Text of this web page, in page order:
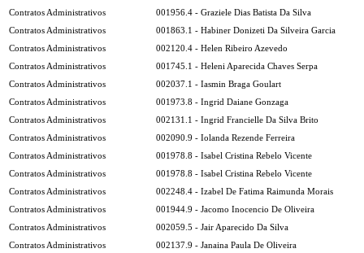
Contratos Administrativos
001956.4 - Graziele Dias Batista Da Silva
Contratos Administrativos
001863.1 - Habiner Donizeti Da Silveira Garcia
Contratos Administrativos
002120.4 - Helen Ribeiro Azevedo
Contratos Administrativos
001745.1 - Heleni Aparecida Chaves Serpa
Contratos Administrativos
002037.1 - Iasmin Braga Goulart
Contratos Administrativos
001973.8 - Ingrid Daiane Gonzaga
Contratos Administrativos
002131.1 - Ingrid Francielle Da Silva Brito
Contratos Administrativos
002090.9 - Iolanda Rezende Ferreira
Contratos Administrativos
001978.8 - Isabel Cristina Rebelo Vicente
Contratos Administrativos
001978.8 - Isabel Cristina Rebelo Vicente
Contratos Administrativos
002248.4 - Izabel De Fatima Raimunda Morais
Contratos Administrativos
001944.9 - Jacomo Inocencio De Oliveira
Contratos Administrativos
002059.5 - Jair Aparecido Da Silva
Contratos Administrativos
002137.9 - Janaina Paula De Oliveira